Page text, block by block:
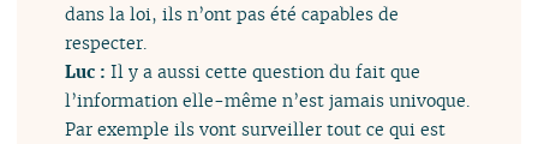
dans la loi, ils n’ont pas été capables de
respecter.
Luc :Il y a aussi cette question du fait que
l’information elle-même n’est jamais univoque.
Par exemple ils vont surveiller tout ce qui est